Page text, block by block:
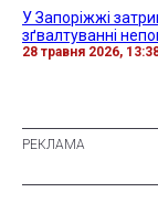
У Запоріжжі
зґвалтуванні
28 травня 2026,